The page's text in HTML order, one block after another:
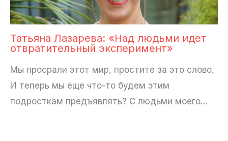
Татьяна Лазарева: «Над людьми идет
отвратительный эксперимент»
Мы просрали этот мир, простите за это слово.
И теперь мы еще что-то будем этим
подросткам предъявлять? С людьми моего…